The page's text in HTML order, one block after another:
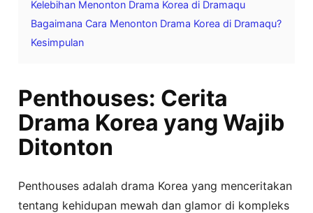
Kelebihan Menonton Drama Korea di Dramaqu
Bagaimana Cara Menonton Drama Korea di Dramaqu?
Kesimpulan
Penthouses: Cerita
Drama Korea yang Wajib
Ditonton
Penthouses adalah drama Korea yang menceritakan
tentang kehidupan mewah dan glamor di kompleks